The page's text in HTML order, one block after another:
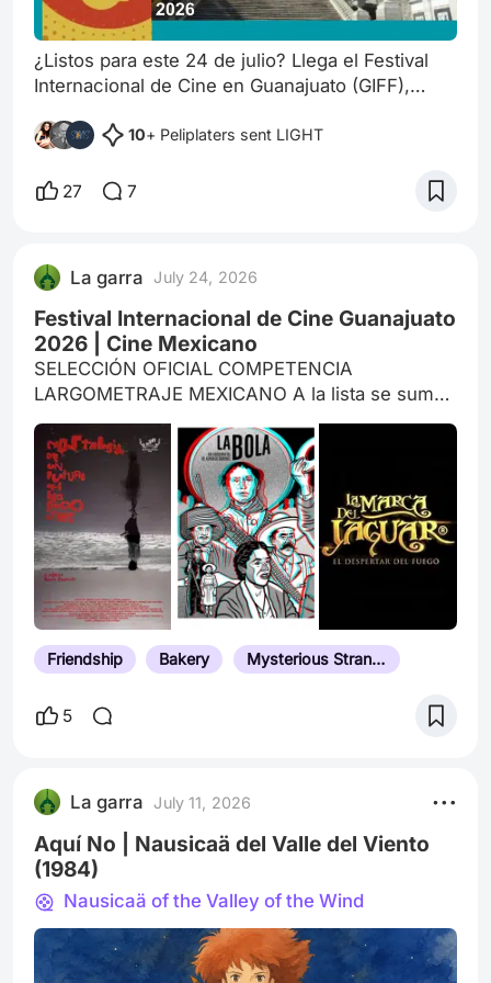
¿Listos para este 24 de julio? Llega el Festival
Internacional de Cine en Guanajuato (GIFF),
pretexto para darte una vuelta por esta ciudad
sacados de un cuento: sus famosos túneles que
luchó "el Santo", su mercado cuy
10+ Peliplaters sent LIGHT
27 7
La garra July 24, 2026
Festival Internacional de Cine Guanajuato
2026 | Cine Mexicano
SELECCIÓN OFICIAL COMPETENCIA
LARGOMETRAJE MEXICANO A la lista se suman
(aún no se encuentran en el catálogo): Terapia
familiar, dir. Mariana González. Motel Paraíso,
dir. José Eduardo Castilla Ponce. Mex-i-can, dir.
Emma González. Para que no se te olvide, dir.
Marcela Jaber.
Friendship Bakery Mysterious Stranger
5
La garra July 11, 2026
Aquí No | Nausicaä del Valle del Viento
(1984)
Nausicaä of the Valley of the Wind